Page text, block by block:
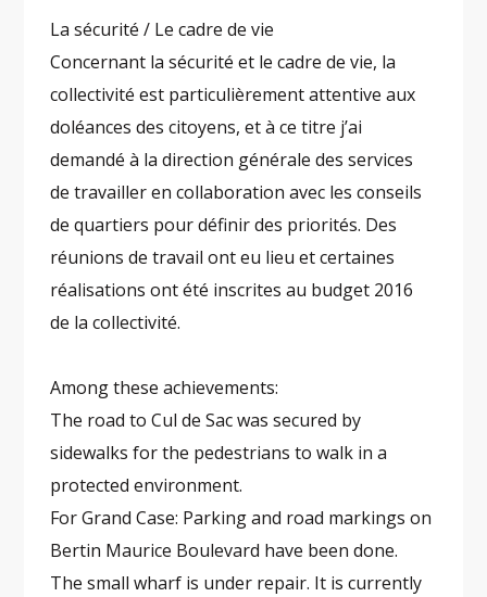
La sécurité / Le cadre de vie
Concernant la sécurité et le cadre de vie, la
collectivité est particulièrement attentive aux
doléances des citoyens, et à ce titre j’ai
demandé à la direction générale des services
de travailler en collaboration avec les conseils
de quartiers pour définir des priorités. Des
réunions de travail ont eu lieu et certaines
réalisations ont été inscrites au budget 2016
de la collectivité.
Among these achievements:
The road to Cul de Sac was secured by
sidewalks for the pedestrians to walk in a
protected environment.
For Grand Case: Parking and road markings on
Bertin Maurice Boulevard have been done.
The small wharf is under repair. It is currently